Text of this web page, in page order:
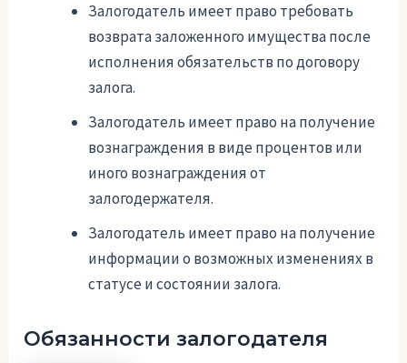
Залогодатель имеет право требовать
возврата заложенного имущества после
исполнения обязательств по договору
залога.
Залогодатель имеет право на получение
вознаграждения в виде процентов или
иного вознаграждения от
залогодержателя.
Залогодатель имеет право на получение
информации о возможных изменениях в
статусе и состоянии залога.
Обязанности залогодателя